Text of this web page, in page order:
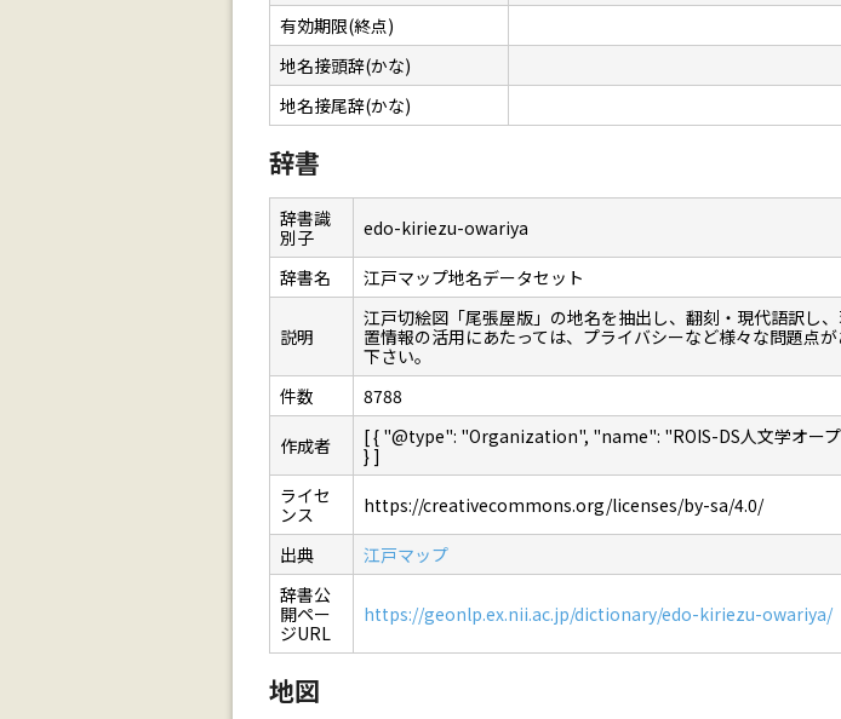
有効期限(終点)
地名接頭辞(かな)
地名接尾辞(かな)
辞書
辞書識
別子
edo-kiriezu-owariya
辞書名 江戸マップ地名データセット
説明
江戸切絵図「尾張屋版」の地名を抽出し、翻刻・現代語訳し
置情報の活用にあたっては、プライバシーなど様々な問題点
下さい。
件数
8788
作成者
[ { "@type": "Organization", "name": "ROIS-DS人文学オー
} ]
ライセ
ンス
https://creativecommons.org/licenses/by-sa/4.0/
出典
江戸マップ
辞書公
開ペー
ジURL
https://geonlp.ex.nii.ac.jp/dictionary/edo-kiriezu-owariya/
地図